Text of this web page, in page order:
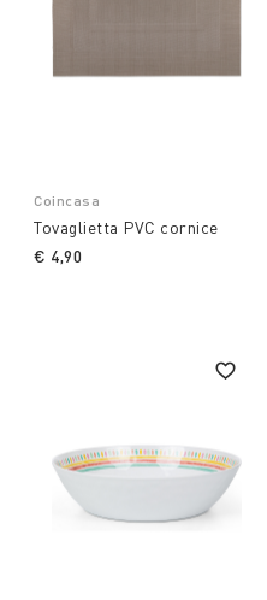
Coincasa
Tovaglietta PVC cornice
€ 4,90